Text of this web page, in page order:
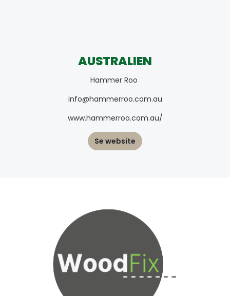
AUSTRALIEN
Hammer Roo
info@hammerroo.com.au
www.hammerroo.com.au/
Se website